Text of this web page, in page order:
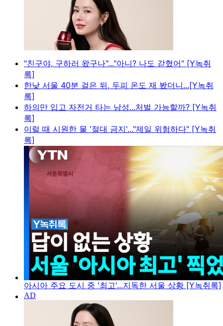
"친구야, 구하러 왔구나"..."아니? 나도 갇혔어" [Y녹취
록]
한낮 서울 40분 걸은 뒤, 두피 온도 재 봤더니...[Y녹취
록]
하의만 입고 자전거 타는 남성...처벌 가능할까? [Y녹취
록]
이럴 때 시원한 물 '절대 금지'..."제일 위험하다" [Y녹취
록]
아시아 주요 도시 중 '최고'...지독한 서울 상황 [Y녹취록]